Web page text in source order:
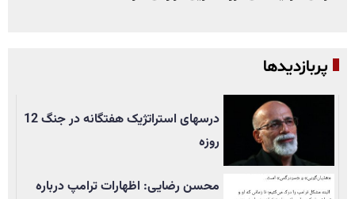
پربازدیدها
درسهای استراتژیک هفتگانه در جنگ 12
روزه
محسن رضایی: اظهارات ترامپ درباره